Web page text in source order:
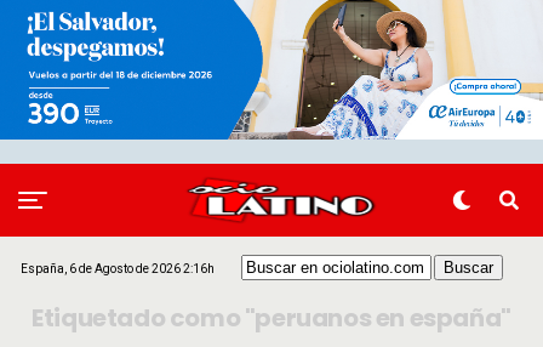
España, 6 de Agosto de 2026 2:16h
Etiquetado como "peruanos en españa"